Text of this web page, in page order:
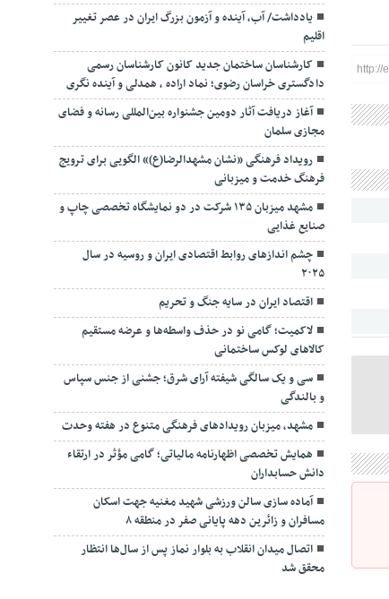
http://
یادداشت/ آب، آینده و آزمون بزرگ ایران در عصر تغییر
اقلیم
کارشناسان ساختمان جدید کانون کارشناسان رسمی
دادگستری خراسان رضوی؛ نماد اراده ، همدلی و آینده نگری
آغاز دریافت آثار دومین جشنواره بین‌المللی رسانه و فضای
مجازی سلمان
رویداد فرهنگی «نشان مشهدالرضا(ع)» الگویی برای ترویج
فرهنگ خدمت و میزبانی
مشهد میزبان ۱۳۵ شرکت در دو نمایشگاه تخصصی چاپ و
صنایع غذایی
چشم اندازهای روابط اقتصادی ایران و روسیه در سال
۲۰۲۵
اقتصاد ایران در سایه جنگ و تحریم
لاکمیت؛ گامی نو در حذف واسطه‌ها و عرضه مستقیم
کالاهای لوکس ساختمانی
سی و یک سالگی شیفته آرای شرق؛ جشنی از جنس سپاس
و بالندگی
مشهد، میزبان رویدادهای فرهنگی متنوع در هفته وحدت
همایش تخصصی اظهارنامه مالیاتی؛ گامی مؤثر در ارتقاء
دانش حسابداران
آماده سازی سالن ورزشی شهید مغنیه جهت اسکان
مسافران و زائرین دهه پایانی صفر در منطقه ۸
اتصال میدان انقلاب به بلوار نماز پس از سال‌ها انتظار
محقق شد